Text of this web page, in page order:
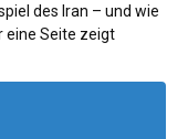
des Iran – und wie
eine Seite zeigt